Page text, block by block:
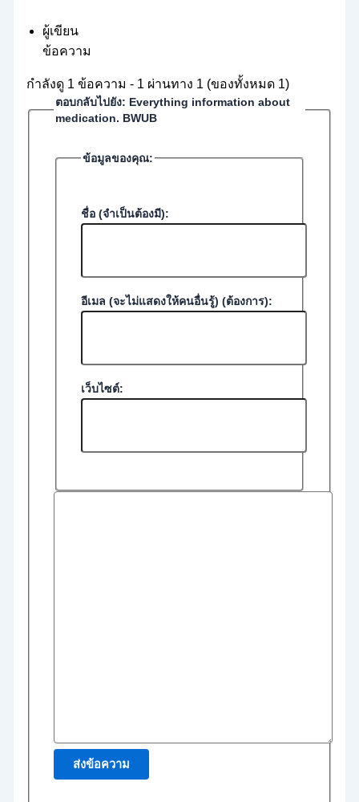
ผู้เขียน
ข้อความ
กำลังดู 1 ข้อความ - 1 ผ่านทาง 1 (ของทั้งหมด 1)
ตอบกลับไปยัง: Everything information about
medication. BWUB
ข้อมูลของคุณ:
ชื่อ (จำเป็นต้องมี):
อีเมล (จะไม่แสดงให้คนอื่นรู้) (ต้องการ):
เว็บไซต์:
ส่งข้อความ